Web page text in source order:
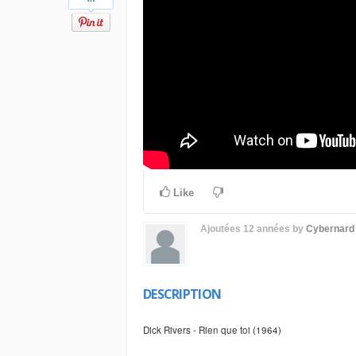
Like
Ajoutées 12 années by Cybernard
DESCRIPTION
Dick Rivers - Rien que toi (1964)